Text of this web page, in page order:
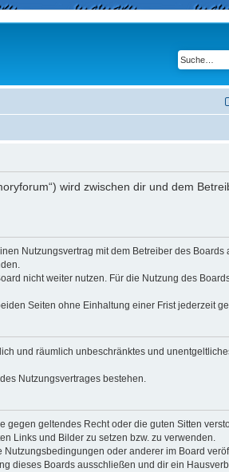
wird zwischen dir und dem
Nutzungsvertrag mit dem Betreiber des Boards
nicht weiter nutzen. Für die Nutzung des
Seiten ohne Einhaltung einer Frist jederzeit
und räumlich unbeschränktes und
Nutzungsvertrages bestehen.
gegen geltendes Recht oder die guten Sitten
Links und Bilder zu setzen bzw. zu verwenden.
oder anderer im Board
dieses Boards ausschließen und dir ein